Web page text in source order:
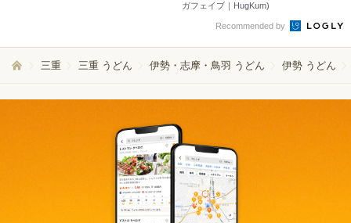
ガフェイブ｜HugKum)
Recommended by
三重 三重 うどん 伊勢・志摩・鳥羽 うどん 伊勢 うどん